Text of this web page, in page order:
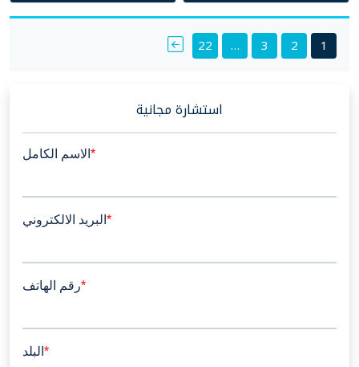
Posts
pagination
1
2
3
…
22
استشارة مجانية